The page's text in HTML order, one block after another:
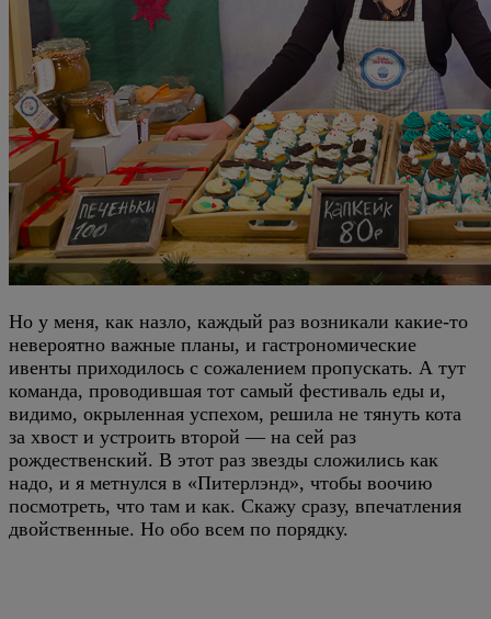
Но у меня, как назло, каждый раз возникали какие-то
невероятно важные планы, и гастрономические
ивенты приходилось с сожалением пропускать. А тут
команда, проводившая тот самый фестиваль еды и,
видимо, окрыленная успехом, решила не тянуть кота
за хвост и устроить второй — на сей раз
рождественский. В этот раз звезды сложились как
надо, и я метнулся в «Питерлэнд», чтобы воочию
посмотреть, что там и как. Скажу сразу, впечатления
двойственные. Но обо всем по порядку.